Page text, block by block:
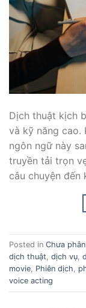
Dịch thuật kịch
và kỹ năng cao.
ngôn ngữ này
truyền tải trọn
câu chuyện
Posted in Chưa
dịch thuật dịch vụ
movie Phiên dịch
voice acting